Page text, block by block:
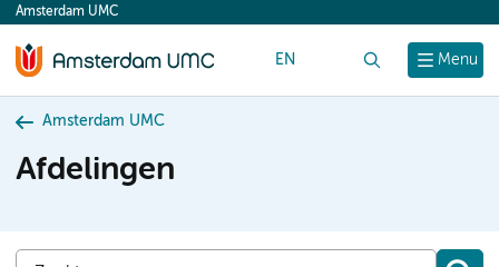
content
Menu
Amsterdam UMC
EN
Amsterdam UMC
Afdelingen